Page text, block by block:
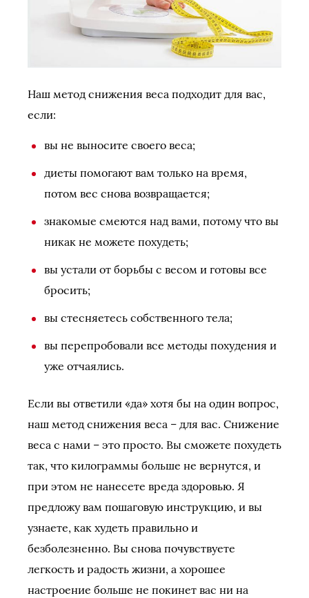
Наш метод снижения веса подходит для вас,
если:
вы не выносите своего веса;
диеты помогают вам только на время,
потом вес снова возвращается;
знакомые смеются над вами, потому что вы
никак не можете похудеть;
вы устали от борьбы с весом и готовы все
бросить;
вы стесняетесь собственного тела;
вы перепробовали все методы похудения и
уже отчаялись.
Если вы ответили «да» хотя бы на один вопрос,
наш метод снижения веса – для вас. Снижение
веса с нами – это просто. Вы сможете похудеть
так, что килограммы больше не вернутся, и
при этом не нанесете вреда здоровью. Я
предложу вам пошаговую инструкцию, и вы
узнаете, как худеть правильно и
безболезненно. Вы снова почувствуете
легкость и радость жизни, а хорошее
настроение больше не покинет вас ни на